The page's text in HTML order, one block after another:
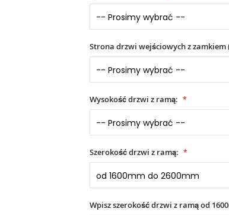
Strona drzwi wejściowych z zamkiem
Wysokość drzwi z ramą:
Szerokość drzwi z ramą:
Wpisz szerokość drzwi z ramą od